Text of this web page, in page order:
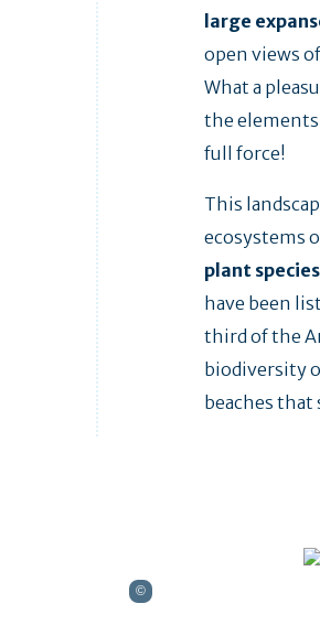
large
open views
What a
the
full force!
This
ecosystems
plant species
have been
third of the
biodiversity
beaches